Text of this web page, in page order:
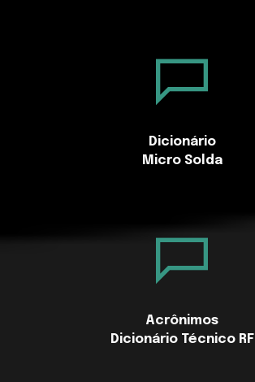
Dicionário
Micro Solda
Acrônimos
Dicionário Técnico RF